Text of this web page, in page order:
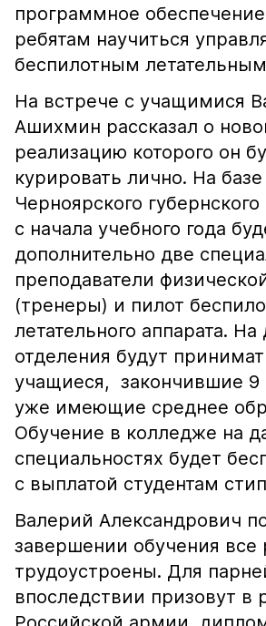
программное
ребятам научиться
беспилотным
На встрече с учащимися
Ашихмин рассказал о
реализацию которого он
курировать лично. На базе
Черноярского
с начала учебного года
дополнительно две
преподаватели
(тренеры) и пилот
летательного аппарата.
отделения будут
учащиеся, закончившие 9
уже имеющие среднее
Обучение в колледже на
специальностях будет
с выплатой студентам
Валерий Александрович
завершении обучения все
трудоустроены. Для
впоследствии призовут в